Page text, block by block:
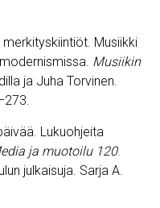
Musiikki
Musiikin
ja Juha Torvinen.
Lukuohjeita
ja muotoilu 120.
julkaisuja. Sarja A.